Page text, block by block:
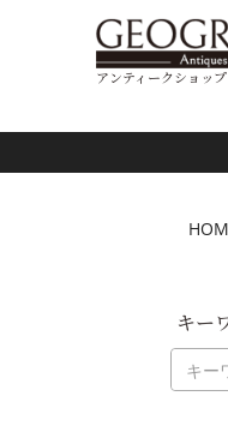
アンティークショッ
キー